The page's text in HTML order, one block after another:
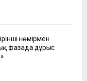
нөмірмен
фазада дұрыс